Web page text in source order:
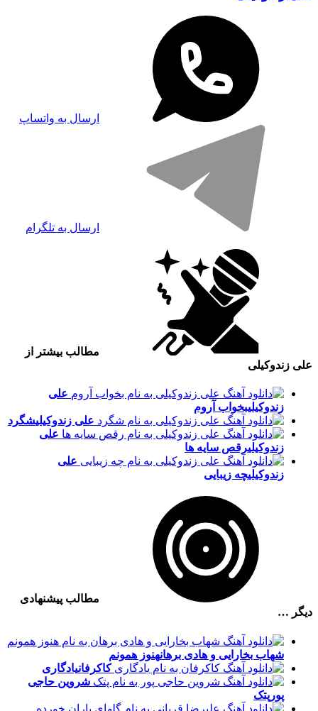
ارسال به واتساپ
ارسال به تلگرام
مطالب بیشتر از
علی زندوکیلی
علی
زندوکیلیبخواب آروم
علی زندوکیلیشگرد
علی
زندوکیلیرقص سایه ها
علی
زندوکیلیچه زیبایی
مطالب پیشنهادی
دیگر …
شهاب بخارایی و هادی برهانهنوز همونم
کاکرفانیادگاری
شروین حاجی
پور پتک